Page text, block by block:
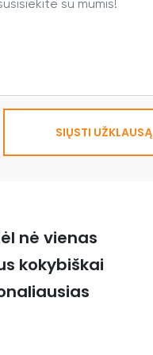
SIŲSTI UŽKLAUSĄ
nė vienas
kokybiškai